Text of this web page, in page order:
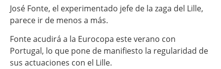
José Fonte, el experimentado jefe de la zaga del Lille,
parece ir de menos a más.
Fonte acudirá a la Eurocopa este verano con
Portugal, lo que pone de manifiesto la regularidad de
sus actuaciones con el Lille.